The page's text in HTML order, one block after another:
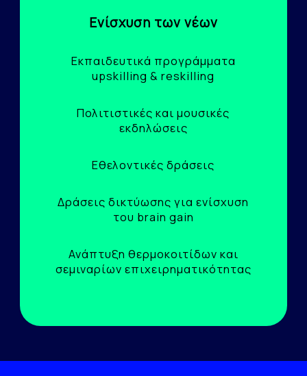
Ενίσχυση των νέων
Εκπαιδευτικά προγράμματα
upskilling & reskilling
Πολιτιστικές και μουσικές
εκδηλώσεις
Εθελοντικές δράσεις
Δράσεις δικτύωσης για ενίσχυση
του brain gain
Ανάπτυξη θερμοκοιτίδων και
σεμιναρίων επιχειρηματικότητας